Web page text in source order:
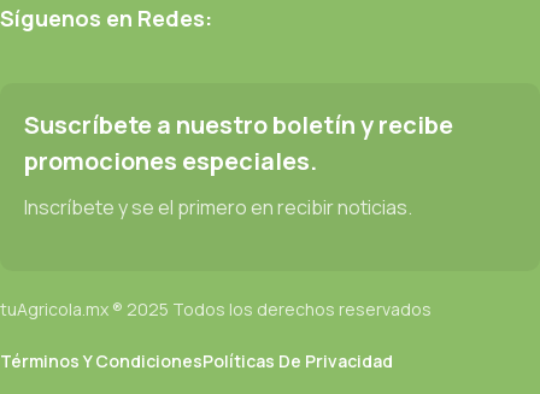
Síguenos en Redes:
Suscríbete a nuestro boletín y recibe
promociones especiales.
Inscríbete y se el primero en recibir noticias.
tuAgricola.mx ® 2025 Todos los derechos reservados
Términos Y CondicionesPolíticas De Privacidad